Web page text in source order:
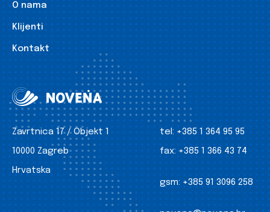
O nama
Klijenti
Kontakt
Zavrtnica 17 / Objekt 1
10000 Zagreb
Hrvatska
tel: +385 1 364 95 95
fax: +385 1 366 43 74
gsm: +385 91 3096 258